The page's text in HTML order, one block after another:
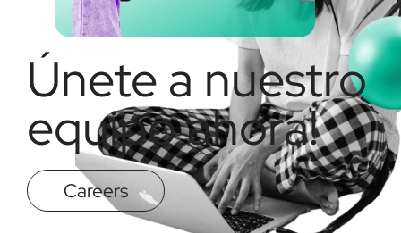
Únete a nuestro
equipo ahora!
Careers